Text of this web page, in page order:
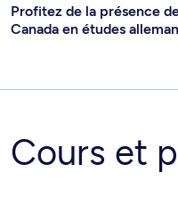
Profitez de la présence
Canada en études
Cours et